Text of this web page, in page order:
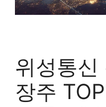
위성통신
장주